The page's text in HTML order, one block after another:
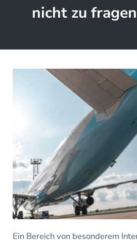
nicht zu
Ein Bereich von besonderem